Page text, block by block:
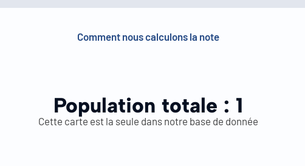
Comment nous calculons la note
Population totale : 1
Cette carte est la seule dans notre base de donnée